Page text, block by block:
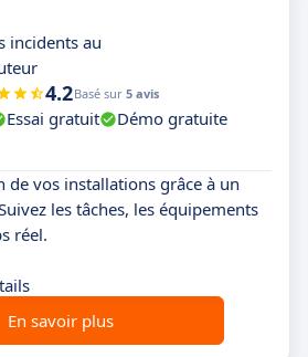
incidents au
4.2Basé sur 5 avis
Essai gratuit
Démo gratuite
de vos installations grâce à un
les tâches, les équipements
réel.
En savoir plus